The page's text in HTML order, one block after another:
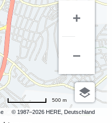
© 1987–2026 HERE, Deutschland
500 m